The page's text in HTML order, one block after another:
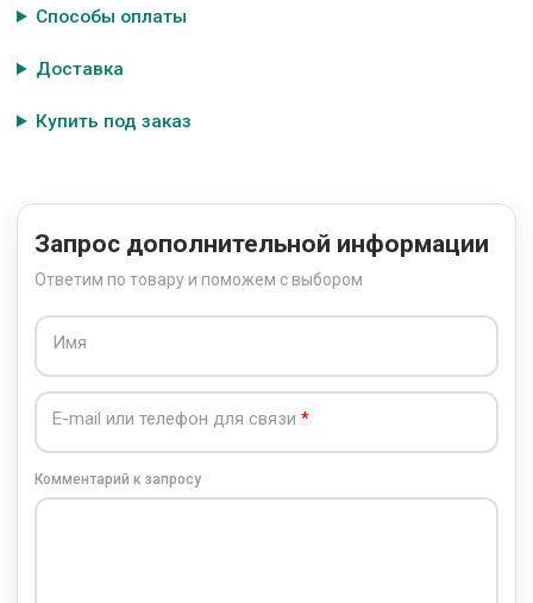
Способы оплаты
Доставка
Купить под заказ
Запрос дополнительной информации
Ответим по товару и поможем с выбором
Имя
E-mail или телефон для связи
Комментарий к запросу